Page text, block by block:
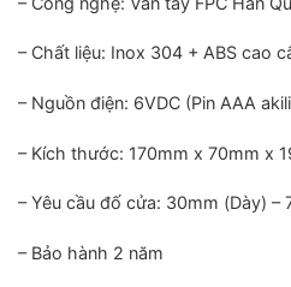
– Chất liệu: Inox 304 + ABS cao
– Nguồn điện: 6VDC (Pin AAA
– Kích thước: 170mm x 70mm x
– Yêu cầu đố cửa: 30mm (Dày) –
– Bảo hành 2 năm